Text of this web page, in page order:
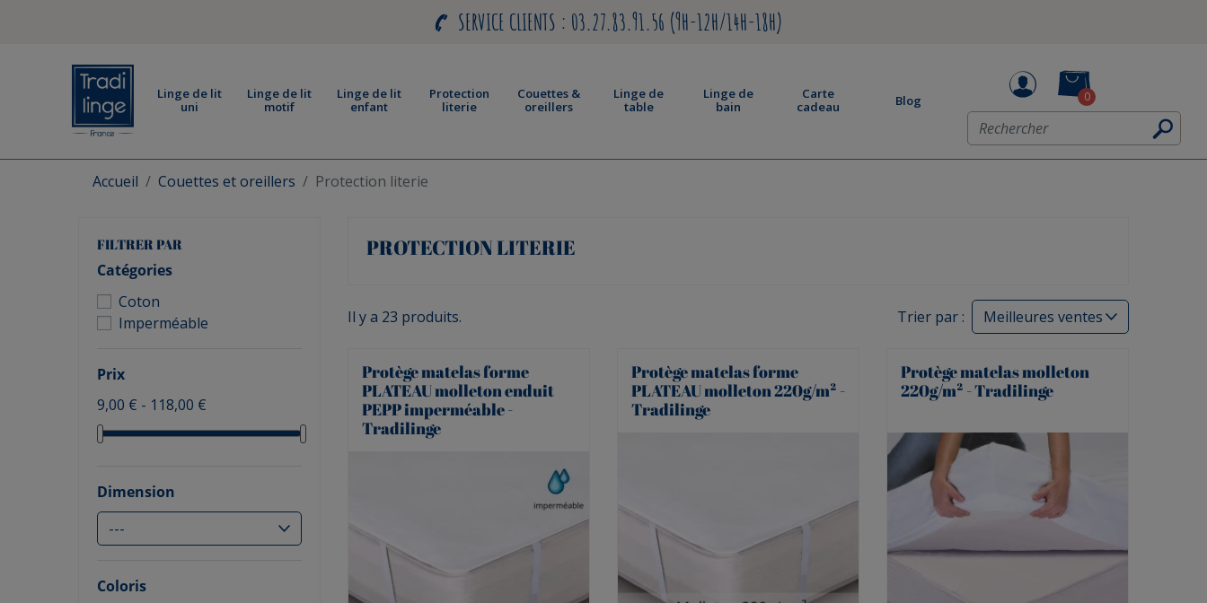
SERVICE CLIENTS : 03.27.83.91.56 (9H-12H/14H-18H)
Linge de lit
uni
Linge de lit
motif
Linge de lit
enfant
Protection
literie
Couettes &
oreillers
Linge de
table
Linge de
bain
Carte
cadeau
Blog 0
Accueil Couettes et oreillers Protection literie
FILTRER PAR
Catégories
Coton
Imperméable
Prix
9,00 € - 118,00 €
Dimension
Coloris
PROTECTION LITERIE
Il y a 23 produits. Trier par :
Protège matelas forme
PLATEAU molleton enduit
PEPP imperméable -
Tradilinge
Protège matelas forme
PLATEAU molleton 220g/m² -
Tradilinge
Protège matelas molleton
220g/m² - Tradilinge